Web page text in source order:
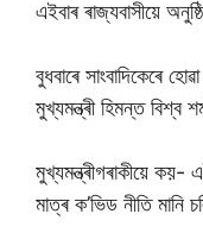
এইবাৰ ৰাজ্যবাসীয়ে
বুধবাৰে সাংবাদিকেৰে
মুখ্যমন্ত্ৰী হিমন্ত বিশ্ব
মুখ্যমন্ত্ৰীগৰাকীয়ে কয়-
মাত্ৰ ক’ভিড নীতি মানি